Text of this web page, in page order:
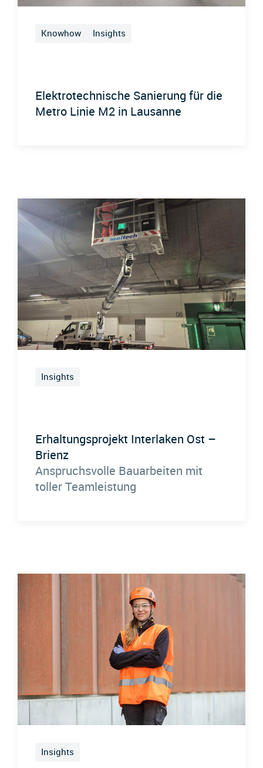
Knowhow Insights
Elektrotechnische Sanierung für die
Metro Linie M2 in Lausanne
Insights
Erhaltungsprojekt Interlaken Ost –
Brienz
Anspruchsvolle Bauarbeiten mit
toller Teamleistung
Insights